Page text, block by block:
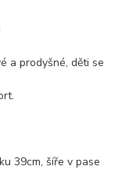
a prodyšné, děti se
39cm, šíře v pase